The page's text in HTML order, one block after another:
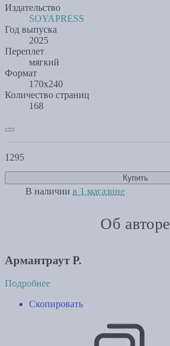
Издательство
SOYAPRESS
Год выпуска
2025
Переплет
мягкий
Формат
170х240
Количество страниц
168
1295
Купить
В наличии в 1 магазине
Об авторе
Армантраут Р.
Подробнее
Скопировать